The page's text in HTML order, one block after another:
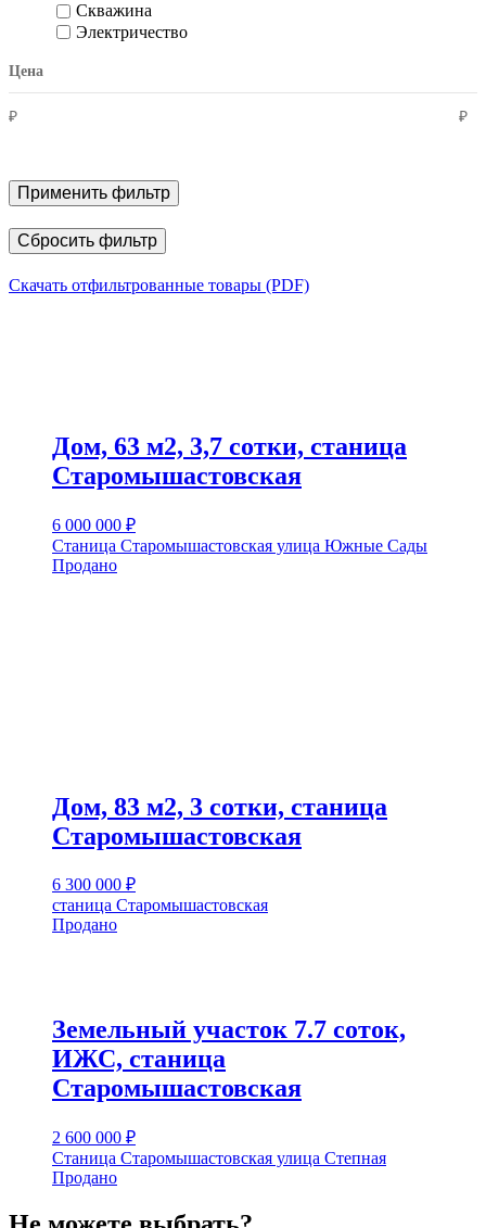
Скважина
Электричество
Цена
₽ ₽
Применить фильтр
Сбросить фильтр
Скачать отфильтрованные товары (PDF)
Дом, 63 м2, 3,7 сотки, станица
Старомышастовская
6 000 000 ₽
Станица Старомышастовская улица Южные Сады
Продано
Дом, 83 м2, 3 сотки, станица
Старомышастовская
6 300 000 ₽
станица Старомышастовская
Продано
Земельный участок 7.7 соток,
ИЖС, станица
Старомышастовская
2 600 000 ₽
Станица Старомышастовская улица Степная
Продано